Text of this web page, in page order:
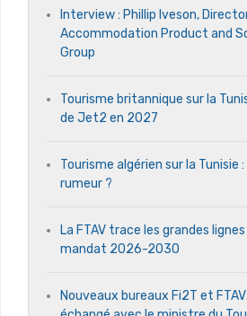
Interview : Phillip Iveson,
Accommodation Product and
Group
Tourisme britannique sur la
de Jet2 en 2027
Tourisme algérien sur la Tunisie
rumeur ?
La FTAV trace les grandes
mandat 2026-2030
Nouveaux bureaux Fi2T et